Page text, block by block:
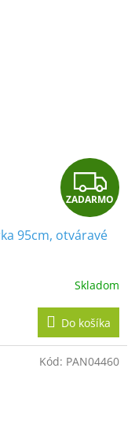
Z
A
D
A
R
M
ZADARMO
95cm, otváravé
Skladom
Do košíka
Kód: PAN04460